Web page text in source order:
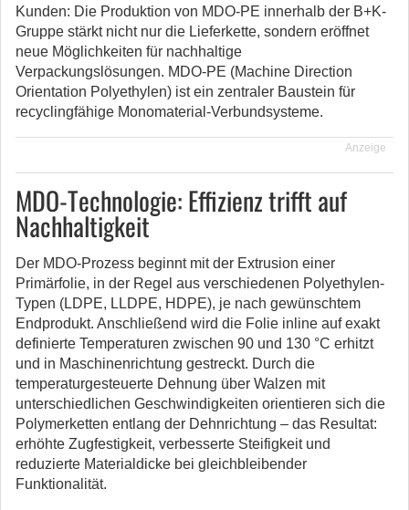
Kunden: Die Produktion von MDO-PE innerhalb der B+K-
Gruppe stärkt nicht nur die Lieferkette, sondern eröffnet
neue Möglichkeiten für nachhaltige
Verpackungslösungen. MDO-PE (Machine Direction
Orientation Polyethylen) ist ein zentraler Baustein für
recyclingfähige Monomaterial-Verbundsysteme.
Anzeige
MDO-Technologie: Effizienz trifft auf
Nachhaltigkeit
Der MDO-Prozess beginnt mit der Extrusion einer
Primärfolie, in der Regel aus verschiedenen Polyethylen-
Typen (LDPE, LLDPE, HDPE), je nach gewünschtem
Endprodukt. Anschließend wird die Folie inline auf exakt
definierte Temperaturen zwischen 90 und 130 °C erhitzt
und in Maschinenrichtung gestreckt. Durch die
temperaturgesteuerte Dehnung über Walzen mit
unterschiedlichen Geschwindigkeiten orientieren sich die
Polymerketten entlang der Dehnrichtung – das Resultat:
erhöhte Zugfestigkeit, verbesserte Steifigkeit und
reduzierte Materialdicke bei gleichbleibender
Funktionalität.